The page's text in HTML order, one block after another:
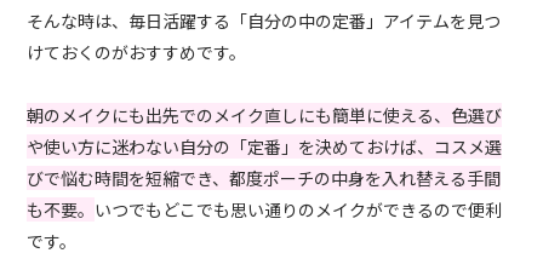
そんな時は、毎日活躍する「自分の中の定番」アイテムを見つ
けておくのがおすすめです。
朝のメイクにも出先でのメイク直しにも簡単に使える、色選び
や使い方に迷わない自分の「定番」を決めておけば、コスメ選
びで悩む時間を短縮でき、都度ポーチの中身を入れ替える手間
も不要。 いつでもどこでも思い通りのメイクができるので便利
です。